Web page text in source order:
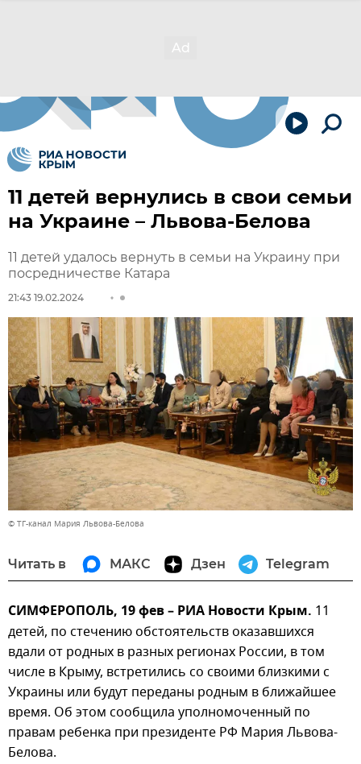
11 детей вернулись в свои семьи
на Украине – Львова-Белова
11 детей удалось вернуть в семьи на Украину при
посредничестве Катара
21:43 19.02.2024
© ТГ-канал Мария Львова-Белова
Читать в МАКС Дзен Telegram
СИМФЕРОПОЛЬ, 19 фев – РИА Новости Крым. 11
детей, по стечению обстоятельств оказавшихся
вдали от родных в разных регионах России, в том
числе в Крыму, встретились со своими близкими с
Украины или будут переданы родным в ближайшее
время. Об этом сообщила уполномоченный по
правам ребенка при президенте РФ Мария Львова-
Белова.